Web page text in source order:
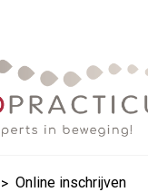
Online inschrijven